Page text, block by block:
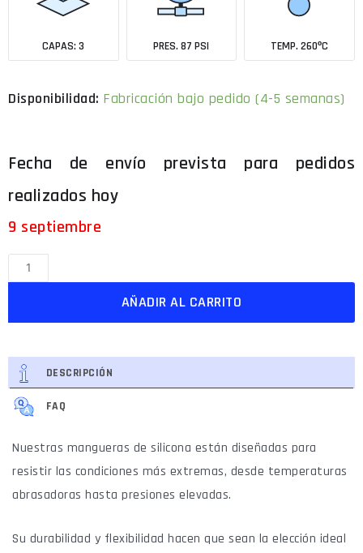
CAPAS: 3 PRES. 87 PSI TEMP. 260ºC
Fabricación bajo pedido (4-5 semanas)
9 septiembre
AÑADIR AL CARRITO
DESCRIPCIÓN
FAQ
Nuestras mangueras de silicona están diseñadas para
resistir las condiciones más extremas, desde temperaturas
abrasadoras hasta presiones elevadas.
Su durabilidad y flexibilidad hacen que sean la elección ideal